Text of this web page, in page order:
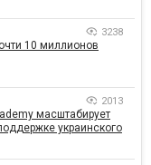
3238
10 миллионов
2013
масштабирует
украинского